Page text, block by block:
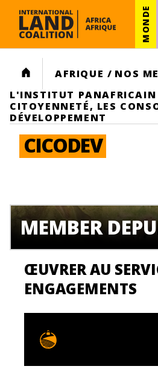
MONDE
HOME AFRIQUE / NOS
L'INSTITUT PANAFRICAIN
CITOYENNETÉ, LES
DÉVELOPPEMENT
CICODEV
MEMBER
ŒUVRER AU
ENGAGEMENTS